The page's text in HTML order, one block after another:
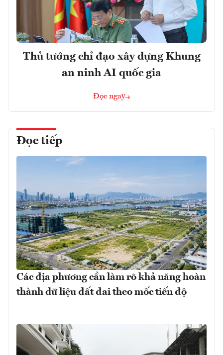
Thủ tướng chỉ đạo xây dựng Khung
an ninh AI quốc gia
Đọc ngay
Đọc tiếp
Các địa phương cần làm rõ khả năng hoàn
thành dữ liệu đất đai theo mốc tiến độ